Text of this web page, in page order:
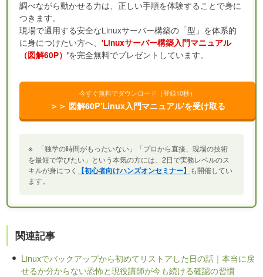
調べながら動かせる力は、正しい手順を体験することで身に
つきます。
現場で通用する安全なLinuxサーバー構築の「型」を体系的
に身につけたい方へ、'Linuxサーバー構築入門マニュアル
（図解60P）'を完全無料でプレゼントしています。
今すぐ無料でダウンロード（登録10秒）
＞＞ 図解60P'Linux入門マニュアル'を受け取る
※
「独学の時間がもったいない」「プロから直接、現場の技術
を最短で学びたい」という本気の方には、2日で実務レベルのス
キルが身につく
【初心者向けハンズオンセミナー】 も開催してい
ます。
関連記事
Linuxでバックアップから初めてリストアした日の話｜本当に戻
せるか分からない恐怖と現役講師が今も続ける確認の習慣